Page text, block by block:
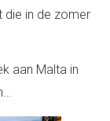
die in de zomer
aan Malta in